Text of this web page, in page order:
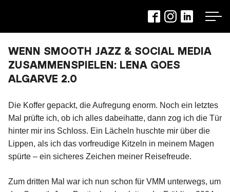
springen
WENN SMOOTH JAZZ & SOCIAL MEDIA
ZUSAMMENSPIELEN: LENA GOES
ALGARVE 2.0
Die Koffer gepackt, die Aufregung enorm. Noch ein letztes
Mal prüfte ich, ob ich alles dabeihatte, dann zog ich die Tür
hinter mir ins Schloss. Ein Lächeln huschte mir über die
Lippen, als ich das vorfreudige Kitzeln in meinem Magen
spürte – ein sicheres Zeichen meiner Reisefreude.
Zum dritten Mal war ich nun schon für VMM unterwegs, um